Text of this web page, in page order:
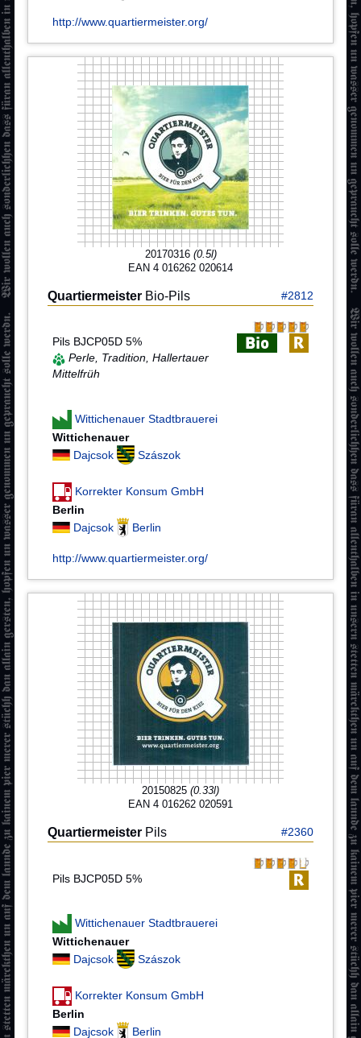
http://www.quartiermeister.org/
20170316 (0.5l)
EAN 4 016262 020614
Quartiermeister Bio-Pils #2812
Pils BJCP05D 5%
Perle, Tradition, Hallertauer
Mittelfrüh
Wittichenauer Stadtbrauerei
Wittichenauer
Dajcsok
Szászok
Korrekter Konsum GmbH
Berlin
Dajcsok
Berlin
http://www.quartiermeister.org/
20150825 (0.33l)
EAN 4 016262 020591
Quartiermeister Pils #2360
Pils BJCP05D 5%
Wittichenauer Stadtbrauerei
Wittichenauer
Dajcsok
Szászok
Korrekter Konsum GmbH
Berlin
Dajcsok
Berlin